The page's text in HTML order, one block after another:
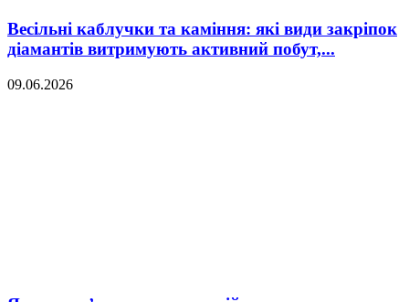
Весільні каблучки та каміння: які види закріпок
діамантів витримують активний побут,...
09.06.2026